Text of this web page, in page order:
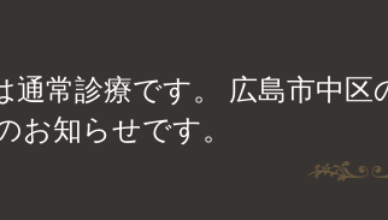
通常診療です。 広島市中
お知らせです。